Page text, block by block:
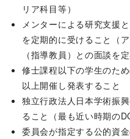
リア科⽬等）
メンターによる研究⽀援
を定期的に受けること（
（指導教員）との⾯談を
修⼠課程以下の学⽣のた
以上開催し発表すること
独⽴⾏政法⼈⽇本学術振
ること（最も近い時期の
委員会が指定する公的資